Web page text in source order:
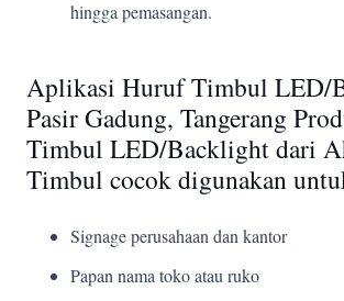
hingga pemasangan.
Aplikasi Huruf Timbul LED/
Pasir Gadung, Tangerang
Timbul LED/Backlight dari
Timbul cocok digunakan
Signage perusahaan dan kantor
Papan nama toko atau ruko